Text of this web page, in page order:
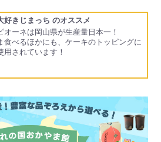
好きじまっち のオススメ
オーネは岡山県が生産量日本一！
食べるほかにも、ケーキのトッピングに
用されています！